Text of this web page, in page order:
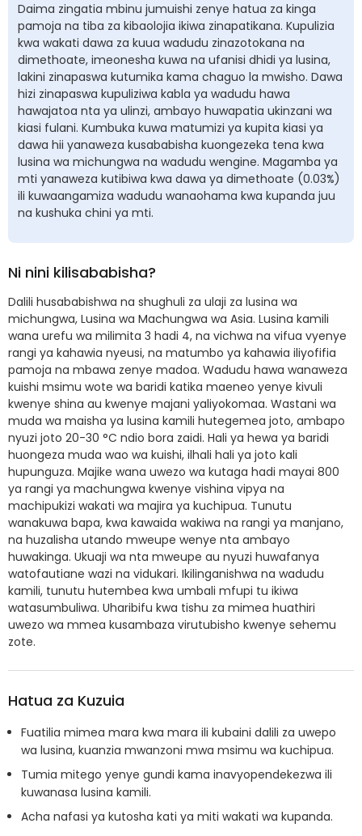
Daima zingatia mbinu jumuishi zenye hatua za kinga
pamoja na tiba za kibaolojia ikiwa zinapatikana. Kupulizia
kwa wakati dawa za kuua wadudu zinazotokana na
dimethoate, imeonesha kuwa na ufanisi dhidi ya lusina,
lakini zinapaswa kutumika kama chaguo la mwisho. Dawa
hizi zinapaswa kupuliziwa kabla ya wadudu hawa
hawajatoa nta ya ulinzi, ambayo huwapatia ukinzani wa
kiasi fulani. Kumbuka kuwa matumizi ya kupita kiasi ya
dawa hii yanaweza kusababisha kuongezeka tena kwa
lusina wa michungwa na wadudu wengine. Magamba ya
mti yanaweza kutibiwa kwa dawa ya dimethoate (0.03%)
ili kuwaangamiza wadudu wanaohama kwa kupanda juu
na kushuka chini ya mti.
Ni nini kilisababisha?
Dalili husababishwa na shughuli za ulaji za lusina wa
michungwa, Lusina wa Machungwa wa Asia. Lusina kamili
wana urefu wa milimita 3 hadi 4, na vichwa na vifua vyenye
rangi ya kahawia nyeusi, na matumbo ya kahawia iliyofifia
pamoja na mbawa zenye madoa. Wadudu hawa wanaweza
kuishi msimu wote wa baridi katika maeneo yenye kivuli
kwenye shina au kwenye majani yaliyokomaa. Wastani wa
muda wa maisha ya lusina kamili hutegemea joto, ambapo
nyuzi joto 20-30 °C ndio bora zaidi. Hali ya hewa ya baridi
huongeza muda wao wa kuishi, ilhali hali ya joto kali
hupunguza. Majike wana uwezo wa kutaga hadi mayai 800
ya rangi ya machungwa kwenye vishina vipya na
machipukizi wakati wa majira ya kuchipua. Tunutu
wanakuwa bapa, kwa kawaida wakiwa na rangi ya manjano,
na huzalisha utando mweupe wenye nta ambayo
huwakinga. Ukuaji wa nta mweupe au nyuzi huwafanya
watofautiane wazi na vidukari. Ikilinganishwa na wadudu
kamili, tunutu hutembea kwa umbali mfupi tu ikiwa
watasumbuliwa. Uharibifu kwa tishu za mimea huathiri
uwezo wa mmea kusambaza virutubisho kwenye sehemu
zote.
Hatua za Kuzuia
Fuatilia mimea mara kwa mara ili kubaini dalili za uwepo
wa lusina, kuanzia mwanzoni mwa msimu wa kuchipua.
Tumia mitego yenye gundi kama inavyopendekezwa ili
kuwanasa lusina kamili.
Acha nafasi ya kutosha kati ya miti wakati wa kupanda.